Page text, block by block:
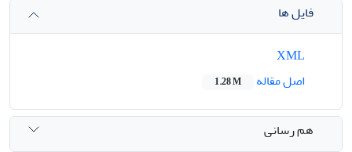
فایل ها
اصل مقاله
1.28 M
هم رسانی